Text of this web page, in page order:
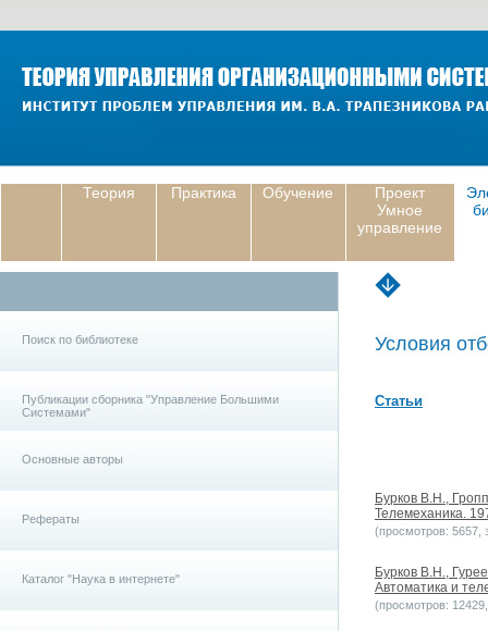
Теория Практика Обучение
Проект
Умное
управление
Поиск по библиотеке
Публикации сборника "Управление Большими
Системами"
Основные авторы
Рефераты
Каталог "Наука в интернете"
Условия
Статьи
Бурков В.Н.,
Телемеханика.
(просмотров: 5657,
Бурков В.Н.,
Автоматика и
(просмотров: